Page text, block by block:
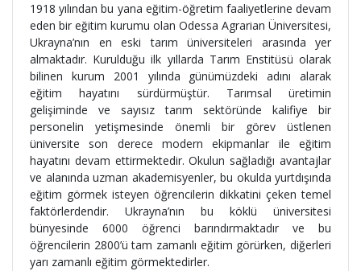
1918 yılından bu yana eğitim-öğretim faaliyetlerine devam
eden bir eğitim kurumu olan Odessa Agrarian Üniversitesi,
Ukrayna’nın en eski tarım üniversiteleri arasında yer
almaktadır. Kurulduğu ilk yıllarda Tarım Enstitüsü olarak
bilinen kurum 2001 yılında günümüzdeki adını alarak
eğitim hayatını sürdürmüştür. Tarımsal üretimin
gelişiminde ve sayısız tarım sektöründe kalifiye bir
personelin yetişmesinde önemli bir görev üstlenen
üniversite son derece modern ekipmanlar ile eğitim
hayatını devam ettirmektedir. Okulun sağladığı avantajlar
ve alanında uzman akademisyenler, bu okulda yurtdışında
eğitim görmek isteyen öğrencilerin dikkatini çeken temel
faktörlerdendir. Ukrayna’nın bu köklü üniversitesi
bünyesinde 6000 öğrenci barındırmaktadır ve bu
öğrencilerin 2800’ü tam zamanlı eğitim görürken, diğerleri
yarı zamanlı eğitim görmektedirler.